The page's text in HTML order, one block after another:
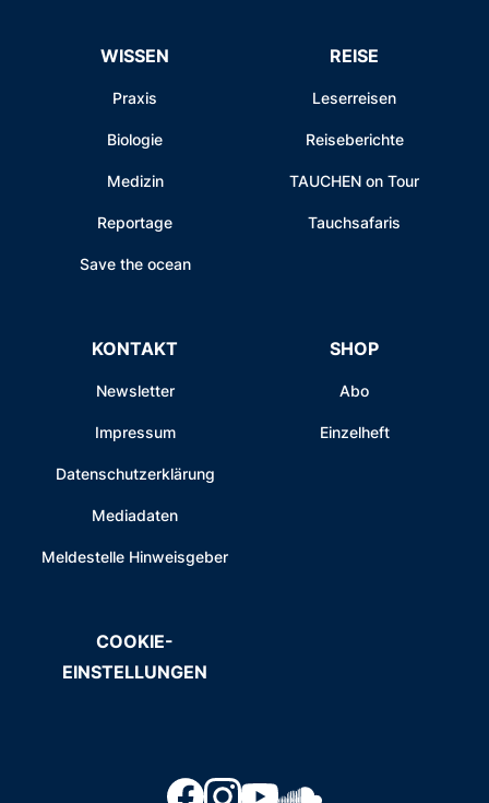
WISSEN
Praxis
Biologie
Medizin
Reportage
Save the ocean
REISE
Leserreisen
Reiseberichte
TAUCHEN on Tour
Tauchsafaris
KONTAKT
Newsletter
Impressum
Datenschutzerklärung
Mediadaten
Meldestelle Hinweisgeber
SHOP
Abo
Einzelheft
COOKIE-
EINSTELLUNGEN